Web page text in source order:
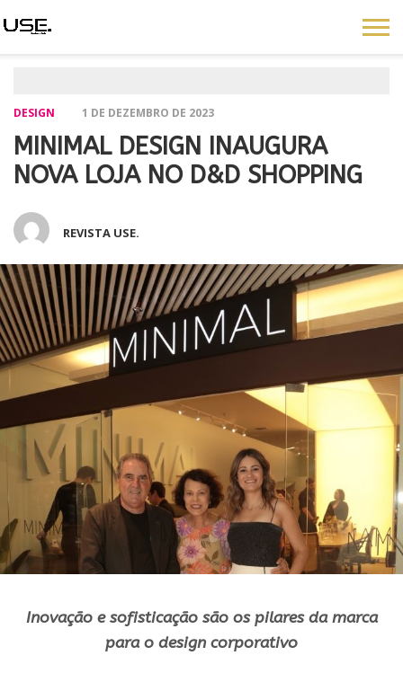
DESIGN 1 DE DEZEMBRO DE 2023
MINIMAL DESIGN INAUGURA
NOVA LOJA NO D&D SHOPPING
REVISTA USE.
Inovação e sofisticação são os pilares da marca
para o design corporativo